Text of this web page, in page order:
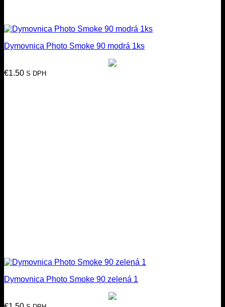
Dymovnica Photo Smoke 90 modrá 1ks
€1.50 S DPH
Dymovnica Photo Smoke 90 zelená 1